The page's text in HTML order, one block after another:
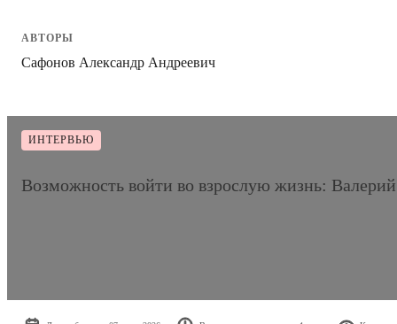
АВТОРЫ
Сафонов Александр Андреевич
ИНТЕРВЬЮ
Возможность войти во взрослую жизнь: